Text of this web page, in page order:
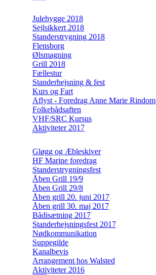
Julehygge 2018
Sejlsikkert 2018
Standerstrygning 2018
Flensborg
Ølsmagning
Grill 2018
Fællestur
Standerhejsning & fest
Kurs og Fart
Aflyst - Foredrag Anne Marie Rindom
Folkebådsaften
VHF/SRC Kursus
Aktiviteter 2017
Gløgg og Æbleskiver
HF Marine foredrag
Standerstrygningsfest
Åben Grill 19/9
Åben Grill 29/8
Åben grill 20. juni 2017
Åben grill 30. maj 2017
Bådisætning 2017
Standerhejsningsfest 2017
Nødkommunikation
Suppegilde
Kanalbevis
Arrangement hos Walsted
Aktiviteter 2016